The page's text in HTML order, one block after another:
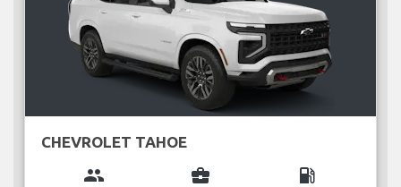
CHEVROLET TAHOE
group business_center local_gas_station